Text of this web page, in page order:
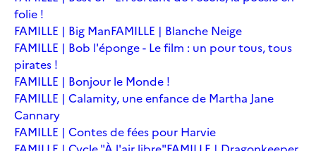
folie !
FAMILLE | Big ManFAMILLE | Blanche Neige
FAMILLE | Bob l'éponge - Le film : un pour tous, tous
pirates !
FAMILLE | Bonjour le Monde !
FAMILLE | Calamity, une enfance de Martha Jane
Cannary
FAMILLE | Contes de fées pour Harvie